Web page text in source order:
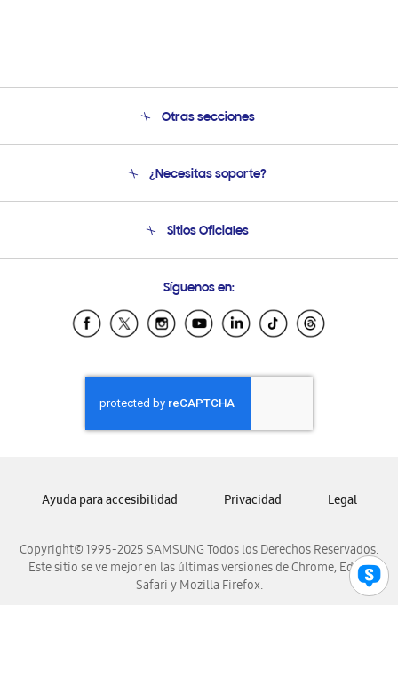
Otras secciones
Soporte
¿Necesitas soporte?
Soporte vía eMail
Sitios Oficiales
Samsung Ecuador
Samsung El Salvador
Samsung Honduras
Samsung Nicaragua
Samsung Panamá
Samsung Venezuela
Síguenos en:
Copyright© 1995-2025 SAMSUNG Todos los Derechos Reservados.
Este sitio se ve mejor en las últimas versiones de Chrome, Edge,
Safari y Mozilla Firefox.
Ayuda para accesibilidad Privacidad Legal